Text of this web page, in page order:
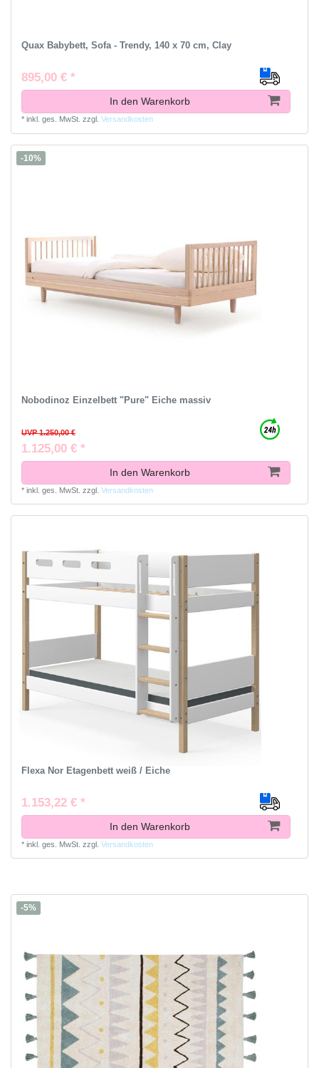
Quax Babybett, Sofa - Trendy, 140 x 70 cm, Clay
895,00 € *
In den Warenkorb
* inkl. ges. MwSt. zzgl. Versandkosten
-10%
Nobodinoz Einzelbett "Pure" Eiche massiv
UVP 1.250,00 €
1.125,00 € *
In den Warenkorb
* inkl. ges. MwSt. zzgl. Versandkosten
Flexa Nor Etagenbett weiß / Eiche
1.153,22 € *
In den Warenkorb
* inkl. ges. MwSt. zzgl. Versandkosten
-5%